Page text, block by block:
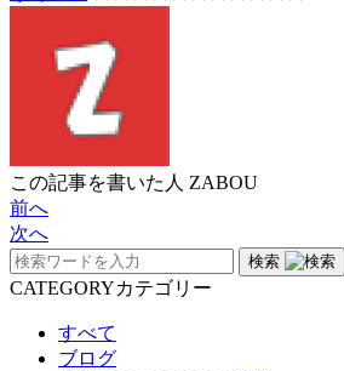
この記事を書いた人 ZABOU
前へ
次へ
検索
CATEGORYカテゴリー
すべて
ブログ